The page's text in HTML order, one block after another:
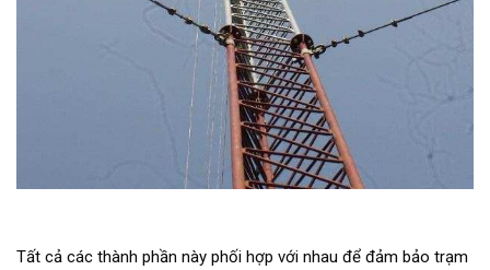
Tất cả các thành phần này phối hợp với nhau để đảm bảo trạm